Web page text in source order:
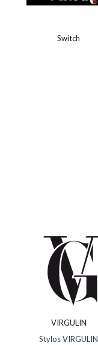
Switch
VIRGULIN
Stylos VIRGULIN